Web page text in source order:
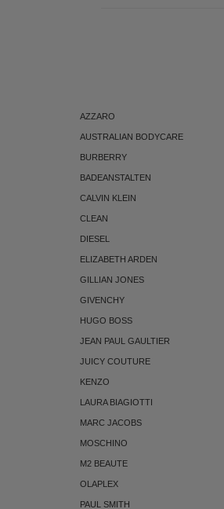
AZZARO
AUSTRALIAN BODYCARE
BURBERRY
BADEANSTALTEN
CALVIN KLEIN
CLEAN
DIESEL
ELIZABETH ARDEN
GILLIAN JONES
GIVENCHY
HUGO BOSS
JEAN PAUL GAULTIER
JUICY COUTURE
KENZO
LAURA BIAGIOTTI
MARC JACOBS
MOSCHINO
M2 BEAUTE
OLAPLEX
PAUL SMITH